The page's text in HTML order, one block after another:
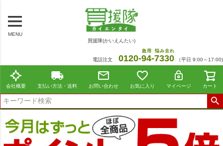
MENU
買援隊(かいえんたい)
電話注文 0120-94
急用
-7330
悩み去れ
（平日 9:00～17:00)
会社概要 支払い方法・送料 お問い合わせ お気に入り マイページ カート